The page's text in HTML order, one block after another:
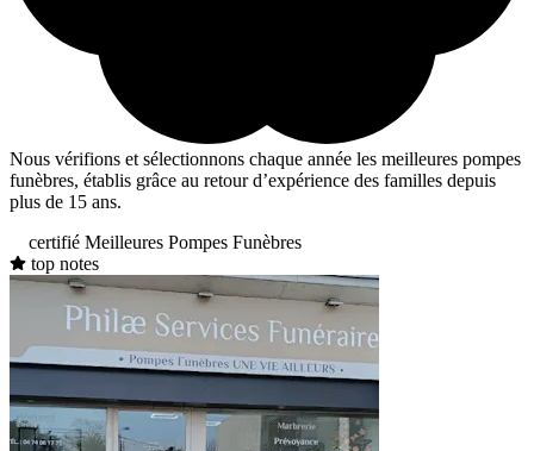
Nous vérifions et sélectionnons chaque année les meilleures pompes
funèbres, établis grâce au retour d’expérience des familles depuis
plus de 15 ans.
certifié Meilleures Pompes Funèbres
top notes